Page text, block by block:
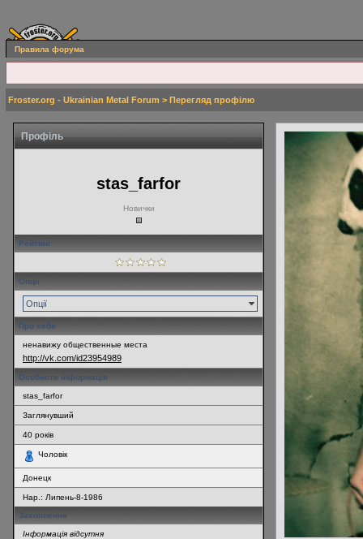
Правила форума
Froster.org - Ukrainian Metal Forum > Перегляд профілю
Профіль
stas_farfor
Новички
Рейтинг
Опції
Опції
Про себе
ненавижу общественные места
http://vk.com/id23954989
Особиста інформація
stas_farfor
Заглянувший
40 років
Чоловік
Донецк
Нар.: Липень-8-1986
Захоплення
Інформація відсутня